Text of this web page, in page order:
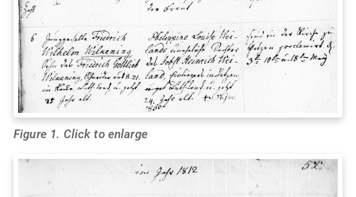
Figure 1. Click to enlarge